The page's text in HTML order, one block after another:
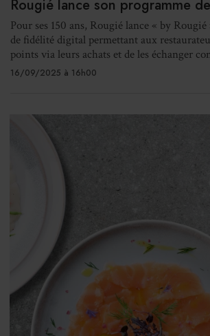
Rougié lance son programme
Pour ses 150 ans, Rougié lance « by
de fidélité digital permettant aux
points via leurs achats et de les échanger
16/09/2025 à 16h00